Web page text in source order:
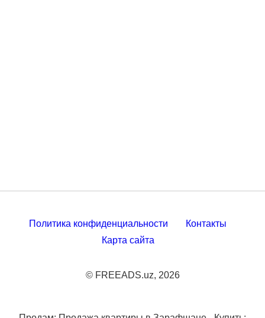
Политика конфиденциальности
Контакты
Карта сайта
© FREEADS.uz, 2026